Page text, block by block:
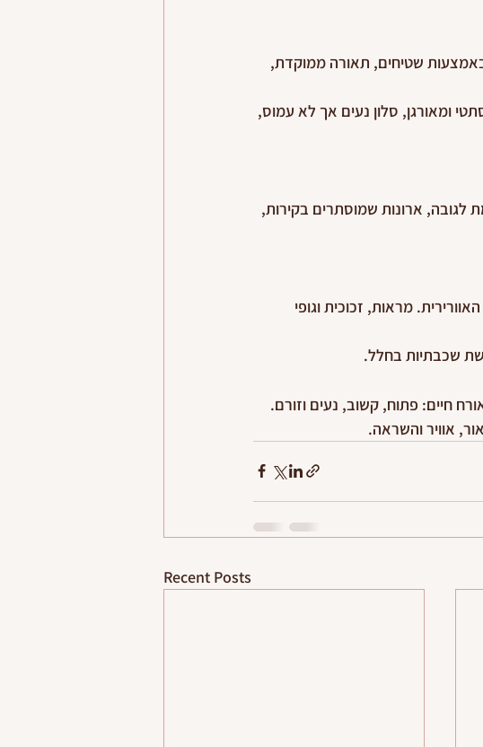
שטיחים, תאורה ממוקדת,
ומאורגן, סלון נעים אך לא עמוס,
לגובה, ארונות שמוסתרים בקירות,
מראות, זכוכית וגופי
שכבתיות בחלל.
חיים: פתוח, קשוב, נעים וזורם.
אוויר והשראה.
Recent Posts